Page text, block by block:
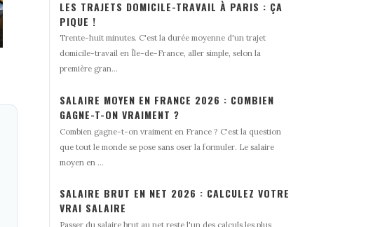
LES TRAJETS DOMICILE-TRAVAIL À PARIS : ÇA
PIQUE !
Trente-huit minutes. C'est la durée moyenne d'un trajet
domicile-travail en Île-de-France, aller simple, selon la
première gran...
SALAIRE MOYEN EN FRANCE 2026 : COMBIEN
GAGNE-T-ON VRAIMENT ?
Combien gagne-t-on vraiment en France ? C'est la question
que tout le monde se pose sans oser la formuler. Le salaire
moyen en ...
SALAIRE BRUT EN NET 2026 : CALCULEZ VOTRE
VRAI SALAIRE
Passer du salaire brut au net reste l'un des calculs les plus